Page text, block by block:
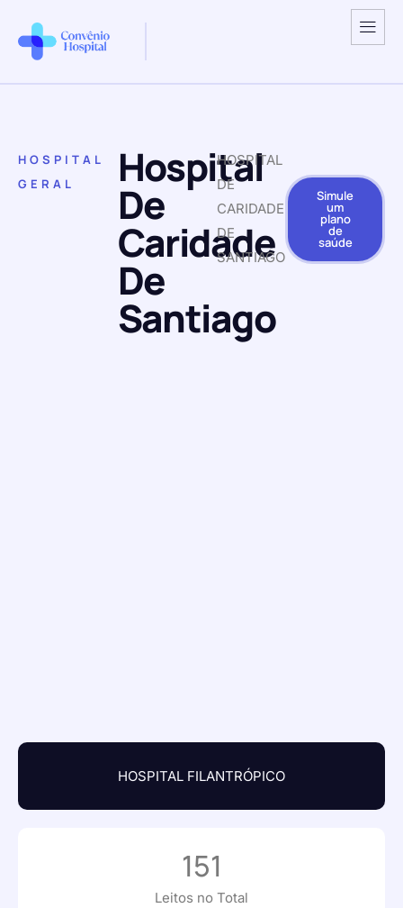
HOSPITAL
GERAL
Hospital
De
Caridade
De
Santiago
HOSPITAL
DE
CARIDADE
DE
SANTIAGO
Simule
um
plano
de
saúde
HOSPITAL FILANTRÓPICO
Leitos no Total
151